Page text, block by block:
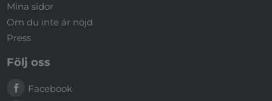
Mina sidor
Om du inte är nöjd
Press
Följ oss
Facebook